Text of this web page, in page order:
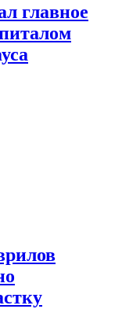
главное